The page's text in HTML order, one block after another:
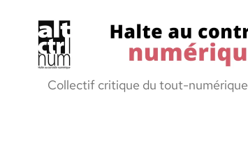
Halte
Collectif critique du tout-numérique